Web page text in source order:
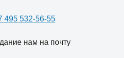
495 532-56-55
нам на почту